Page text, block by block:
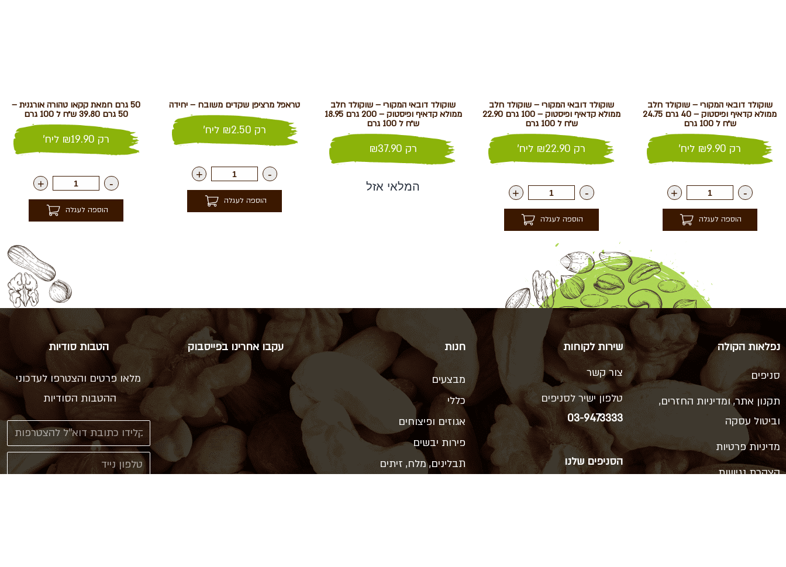
שוקולד דובאי המקורי – שוקולד חלב
ממולא קדאיף ופיסטוק – 40 גרם 24.75
ש״ח ל 100 גרם
רק ₪9.90 ליח'
-
+
הוספה לעגלה
שוקולד דובאי המקורי – שוקולד חלב
ממולא קדאיף ופיסטוק – 100 גרם 22.90
ש״ח ל 100 גרם
רק ₪22.90 ליח'
-
+
הוספה לעגלה
שוקולד דובאי המקורי – שוקולד חלב
ממולא קדאיף ופיסטוק – 200 גרם 18.95
ש״ח ל 100 גרם
רק ₪37.90
המלאי אזל
טראפל מרציפן שקדים משובח – יחידה
רק ₪2.50 ליח'
-
+
הוספה לעגלה
50 גרם חמאת קקאו טהורה אורגנית –
50 גרם 39.80 ש״ח ל 100 גרם
רק ₪19.90 ליח'
-
+
הוספה לעגלה
נפלאות הקולה
סניפים
תקנון אתר, ומדיניות החזרים,
וביטול עסקה
מדיניות פרטיות
הצהרת נגישות
שירות לקוחות
צור קשר
טלפון ישיר לסניפים
03-9473333
הסניפים שלנו
חנות
מבצעים
כללי
אגוזים ופיצוחים
פירות יבשים
תבלינים, מלח, זיתים
עקבו אחרינו בפייסבוק הטבות סודיות
מלאו פרטים והצטרפו לעדכוני
ההטבות הסודיות